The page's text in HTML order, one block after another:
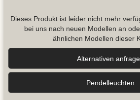
Dieses Produkt ist leider nicht mehr
bei uns nach neuen Modellen an
ähnlichen Modellen dieser
Alternativen
Pendel­leuchten